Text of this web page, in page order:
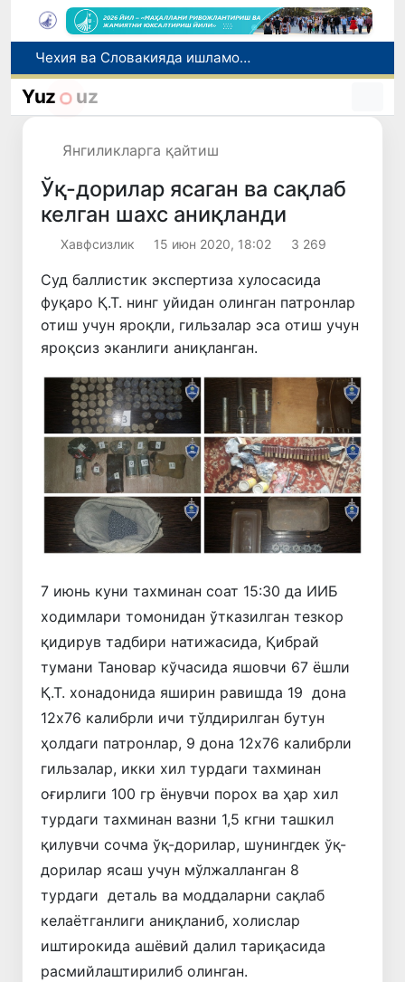
Боланинг фамилиясига отасининг исмини беришга рухсат берилади
Беҳруз Каримов фаолиятини Швейцариянинг «Лугано» клубида давом эттиради
Yuz uz
Янгиликларга қайтиш
Ўқ-дорилар ясаган ва сақлаб
келган шахс аниқланди
Хавфсизлик 15 июн 2020, 18:02 3 269
Суд баллистик экспертиза хулосасида
фуқаро Қ.Т. нинг уйидан олинган патронлар
отиш учун яроқли, гильзалар эса отиш учун
яроқсиз эканлиги аниқланган.
7 июнь куни тахминан соат 15:30 да ИИБ
ходимлари томонидан ўтказилган тезкор
қидирув тадбири натижасида, Қибрай
тумани Тановар кўчасида яшовчи 67 ёшли
Қ.Т. хонадонида яширин равишда 19 дона
12х76 калибрли ичи тўлдирилган бутун
ҳолдаги патронлар, 9 дона 12х76 калибрли
гильзалар, икки хил турдаги тахминан
оғирлиги 100 гр ёнувчи порох ва ҳар хил
турдаги тахминан вазни 1,5 кгни ташкил
қилувчи сочма ўқ-дорилар, шунингдек ўқ-
дорилар ясаш учун мўлжалланган 8
турдаги деталь ва моддаларни сақлаб
келаётганлиги аниқланиб, холислар
иштирокида ашёвий далил тариқасида
расмийлаштирилиб олинган.